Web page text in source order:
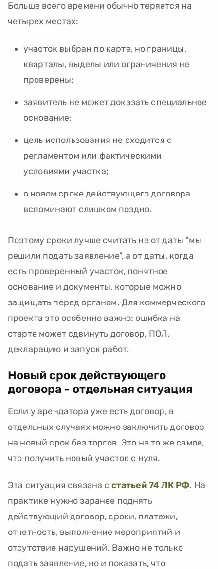
Больше всего времени обычно теряется на
четырех местах:
участок выбран по карте, но границы,
кварталы, выделы или ограничения не
проверены;
заявитель не может доказать специальное
основание;
цель использования не сходится с
регламентом или фактическими
условиями участка;
о новом сроке действующего договора
вспоминают слишком поздно.
Поэтому сроки лучше считать не от даты "мы
решили подать заявление", а от даты, когда
есть проверенный участок, понятное
основание и документы, которые можно
защищать перед органом. Для коммерческого
проекта это особенно важно: ошибка на
старте может сдвинуть договор, ПОЛ,
декларацию и запуск работ.
Новый срок действующего
договора - отдельная ситуация
Если у арендатора уже есть договор, в
отдельных случаях можно заключить договор
на новый срок без торгов. Это не то же самое,
что получить новый участок с нуля.
Эта ситуация связана с статьей 74 ЛК РФ. На
практике нужно заранее поднять
действующий договор, сроки, платежи,
отчетность, выполнение мероприятий и
отсутствие нарушений. Важно не только
подать заявление, но и показать, что